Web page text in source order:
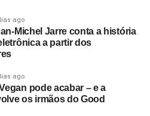
ago
Michel Jarre conta a história
a partir dos
ago
pode acabar – e a
os irmãos do Good